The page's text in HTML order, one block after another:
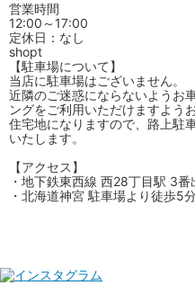
営業時間
12:00～17:00
定休日：なし
shopt
【駐車場について】
当店に駐車場はございません。
近隣のご迷惑にならないようお
ングをご利用いただけますよう
住宅地になりますので、路上駐
いたします。
【アクセス】
・地下鉄東西線 西28丁目駅 3
・北海道神宮 駐車場より徒歩5